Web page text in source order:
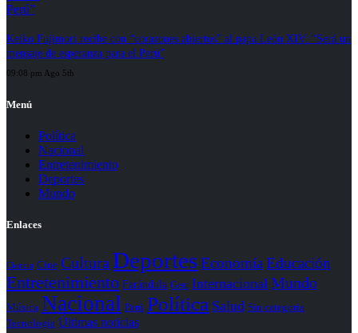
Keiko Fujimori recibe con “corazones abiertos” al papa León XIV: “Será un
mensaje de esperanza para el Perú”
09:08 pm Ago 5th
Menú
Política
Nacional
Entretenimiento
Deportes
Mundo
Enlaces
Ciencia Cine Cultura DeportesEconomía Educación
Entretenimiento Farándula Gear Internacional Mundo
Música Nacional Perú Política Salud Sin categoría
Tecnología Últimas noticias